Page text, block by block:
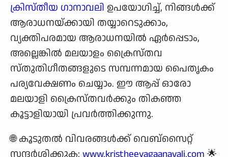
ക്രിസ്തീയ ഗാനാവലി ഉപയോഗിച്ച്, നിങ്ങൾക്ക്
ആരാധനയ്‌ക്കായി തയ്യാറെടുക്കാം,
വ്യക്തിപരമായ ആരാധനയിൽ ഏർപ്പെടാം,
അല്ലെങ്കിൽ മലയാളം ക്രൈസ്തവ
സ്തുതിഗീതങ്ങളുടെ സമ്പന്നമായ പൈതൃകം
പര്യവേക്ഷണം ചെയ്യാം. ഈ ആപ്പ് ഓരോ
മലയാളി ക്രൈസ്തവർക്കും തികഞ്ഞ
കൂട്ടാളിയായി പ്രവർത്തിക്കുന്നു.
🌐 കൂടുതൽ വിവരങ്ങൾക്ക് വെബ്സൈറ്റ്
സന്ദർശിക്കുക: www.kristheeyagaanavali.com 🌟